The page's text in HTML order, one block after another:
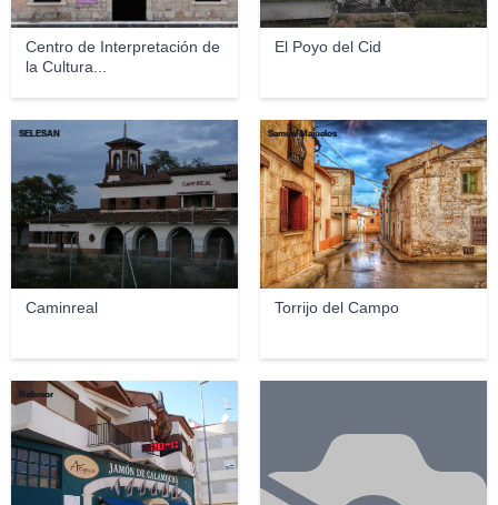
Centro de Interpretación de
la Cultura...
El Poyo del Cid
Caminreal
SELESAN
Torrijo del Campo
Samuel Majuelos
Robmor